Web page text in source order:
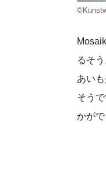
るそ
あい
そう
かが